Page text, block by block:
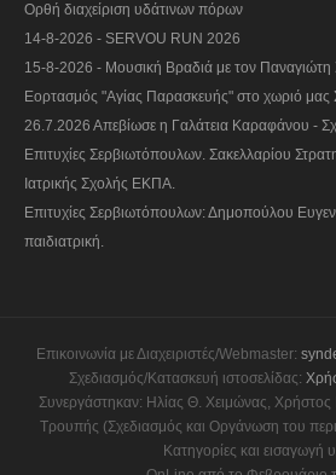
Ορθή διαχείριση υδάτινων πόρων
14-8-2026 - SERVOU RUN 2026
15-8-2026 - Μουσική Βραδιά με τον Παναγιώτη
Εορτασμός "Αγίας Παρασκευής" στο χωριό μας
26.7.2026 Απεβίωσε η Γαλάτεια Καραφάνου -
Επιτυχίες Σερβιωτόπουλων. Σακελλαρίου
Ιατρικής Σχολής ΕΚΠΑ.
Επιτυχίες Σερβιωτόπουλων: Δημοπούλου
παιδιατρική.
Επικοινωνία με Διαχειριστές/Webmaster:
Σχεδιασμός/Κατασκευή ιστοσελίδας:
Συνεργάστηκαν: Ηλίας Θ. Χειμώνας,
Τρουπής (Σχεδιασμός και Οργάνωση του
Κατηγορίες και εισαγωγή